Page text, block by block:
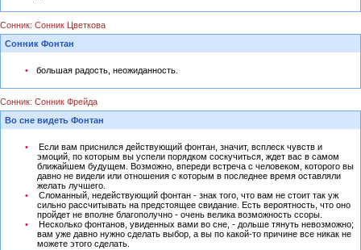
Сонник: Сонник Цветкова
Сонник Фонтан
большая радость, неожиданность.
Сонник: Сонник Фрейда
Во сне видеть Фонтан
Если вам приснился действующий фонтан, значит, всплеск чувств и
эмоций, по которым вы успели порядком соскучиться, ждет вас в самом
ближайшем будущем. Возможно, впереди встреча с человеком, которого вы
давно не видели или отношения с которым в последнее время оставляли
желать лучшего.
Сломанный, недействующий фонтан - знак того, что вам не стоит так уж
сильно рассчитывать на предстоящее свидание. Есть вероятность, что оно
пройдет не вполне благополучно - очень велика возможность ссоры.
Несколько фонтанов, увиденных вами во сне, - дольше тянуть невозможно;
вам уже давно нужно сделать выбор, а вы по какой-то причине все никак не
можете этого сделать.